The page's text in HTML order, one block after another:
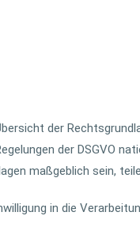
der
der DSGVO
maßgeblich sein,
in die